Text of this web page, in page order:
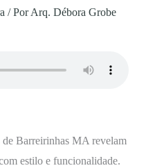
/ PorArq. Débora Grobe
Barreirinhas MA revelam
estilo e funcionalidade.